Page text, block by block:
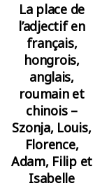
La place de
l’adjectif en
français,
hongrois,
anglais,
roumain et
chinois –
Szonja, Louis,
Florence,
Adam, Filip et
Isabelle